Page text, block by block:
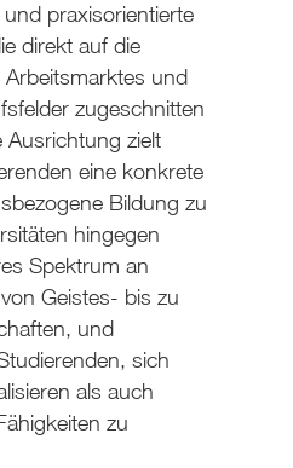
praxisorientierte
direkt auf die
und
zugeschnitten
Ausrichtung zielt
eine konkrete
Bildung zu
hingegen
Spektrum an
Geistes- bis zu
und
sich
als auch
zu